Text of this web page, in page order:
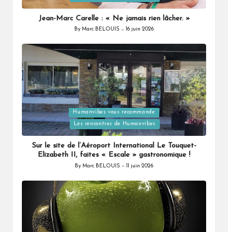
Jean-Marc Carelle : « Ne jamais rien lâcher. »
Posted
By Marc BELOUIS 16 juin 2026
Posted
in
Humanvibes vous recommande
Les rencontres de Humanvibes
Sur le site de l’Aéroport International Le Touquet-
Elizabeth II, faites « Escale » gastronomique !
Posted
By Marc BELOUIS 11 juin 2026